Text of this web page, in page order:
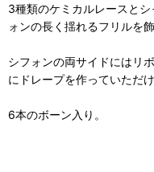
3種類のケミカルレースと
ォンの長く揺れるフリルを飾
シフォンの両サイドにはリ
にドレープを作っていただけ
6本のボーン入り。